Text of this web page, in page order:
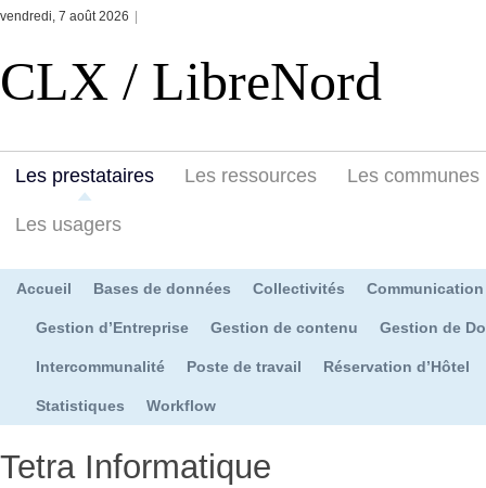
vendredi, 7 août 2026
CLX / LibreNord
Les prestataires Les ressources Les communes
Les usagers
Accueil Bases de données Collectivités Communication
Gestion d’Entreprise Gestion de contenu Gestion de
Intercommunalité Poste de travail Réservation d’Hôtel
Statistiques Workflow
Tetra Informatique